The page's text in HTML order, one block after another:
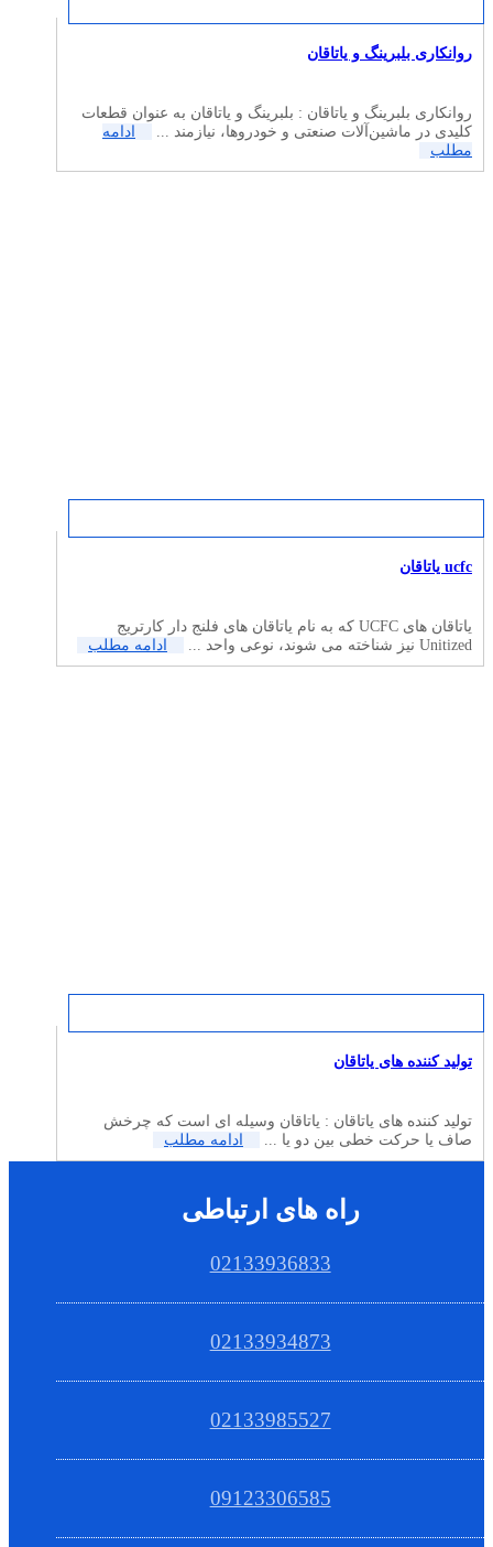
روانکاری بلبرینگ و یاتاقان
روانکاری بلبرینگ و یاتاقان : بلبرینگ و یاتاقان به عنوان قطعات
کلیدی در ماشین‌آلات صنعتی و خودروها، نیازمند ...
ادامه
مطلب
ucfc یاتاقان
یاتاقان های UCFC که به نام یاتاقان های فلنج دار کارتریج
Unitized نیز شناخته می شوند، نوعی واحد ...
ادامه مطلب
تولید کننده های یاتاقان
تولید کننده های یاتاقان : یاتاقان وسیله ای است که چرخش
صاف یا حرکت خطی بین دو یا ...
ادامه مطلب
راه های ارتباطی
02133936833
02133934873
02133985527
09123306585